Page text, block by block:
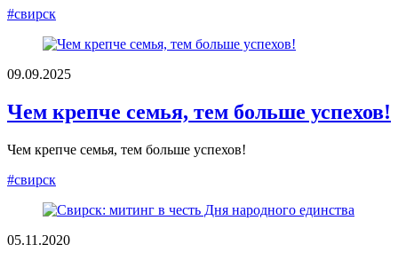
#свирск
09.09.2025
Чем крепче семья, тем больше успехов!
Чем крепче семья, тем больше успехов!
#свирск
05.11.2020